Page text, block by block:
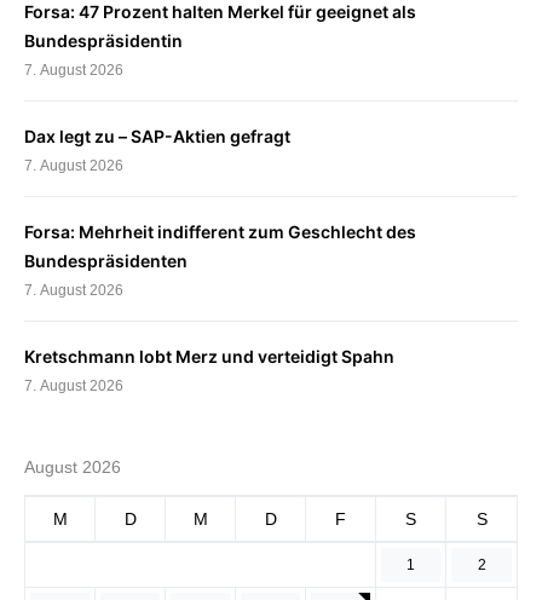
Forsa: 47 Prozent halten Merkel für geeignet als
Bundespräsidentin
7. August 2026
Dax legt zu – SAP-Aktien gefragt
7. August 2026
Forsa: Mehrheit indifferent zum Geschlecht des
Bundespräsidenten
7. August 2026
Kretschmann lobt Merz und verteidigt Spahn
7. August 2026
August 2026
M D M D F S S
1 2